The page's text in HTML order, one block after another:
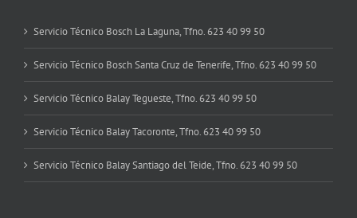
Servicio Técnico Bosch La Laguna, Tfno. 623 40 99 50
Servicio Técnico Bosch Santa Cruz de Tenerife, Tfno. 623 40 99 50
Servicio Técnico Balay Tegueste, Tfno. 623 40 99 50
Servicio Técnico Balay Tacoronte, Tfno. 623 40 99 50
Servicio Técnico Balay Santiago del Teide, Tfno. 623 40 99 50